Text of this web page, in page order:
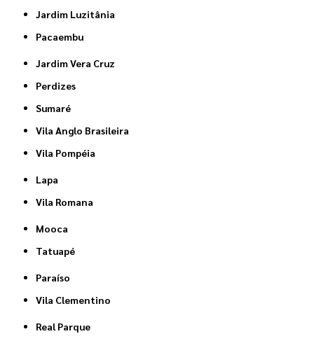
Jardim Luzitânia
Pacaembu
Jardim Vera Cruz
Perdizes
Sumaré
Vila Anglo Brasileira
Vila Pompéia
Lapa
Vila Romana
Mooca
Tatuapé
Paraíso
Vila Clementino
Real Parque